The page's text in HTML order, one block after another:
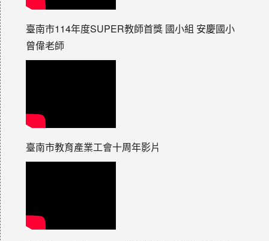
臺南市114年度SUPER教師首獎 國小組 安慶國小
曾偉老師
臺南市教育產業工會十周年影片